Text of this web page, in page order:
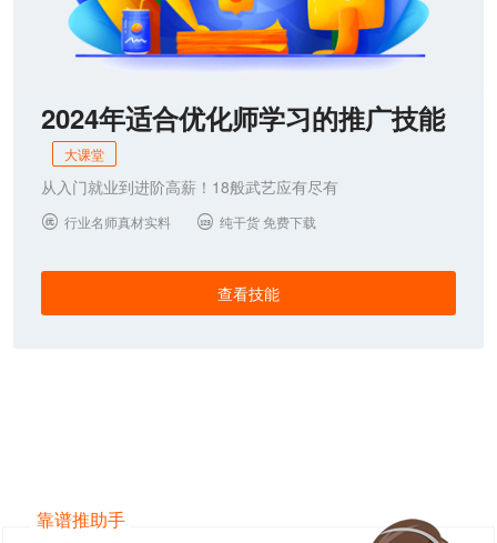
2024年适合优化师学习的推广技能
大课堂
从入门就业到进阶高薪！18般武艺应有尽有
 行业名师真材实料  纯干货 免费下载
查看技能
靠谱推助手